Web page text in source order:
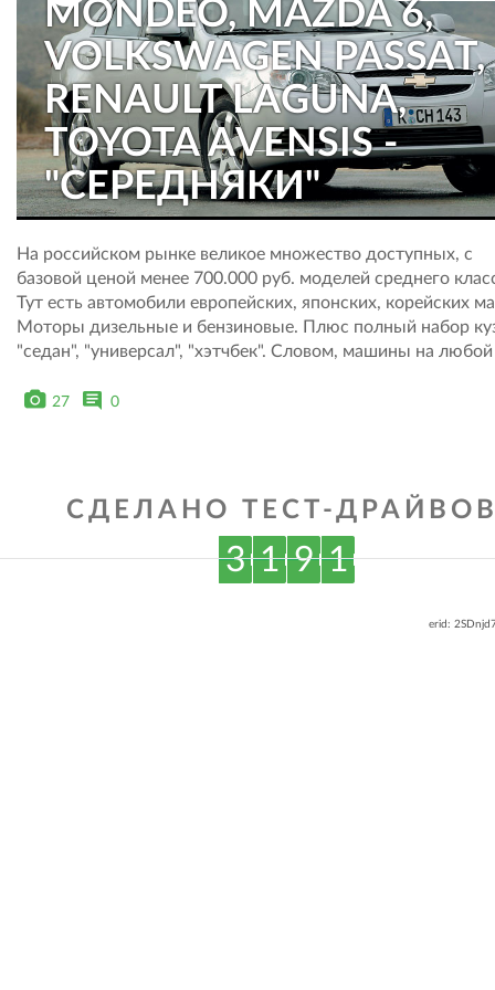
MONDEO, MAZDA 6,
VOLKSWAGEN PASSAT,
RENAULT LAGUNA,
TOYOTA AVENSIS -
"СЕРЕДНЯКИ"
На российском рынке великое множество доступных, с
базовой ценой менее 700.000 руб. моделей среднего
Тут есть автомобили европейских, японских, корейских
Моторы дизельные и бензиновые. Плюс полный набор
"седан", "универсал", "хэтчбек". Словом, машины на любой
27 0
СДЕЛАНО ТЕСТ-
3 1 9 1
erid: